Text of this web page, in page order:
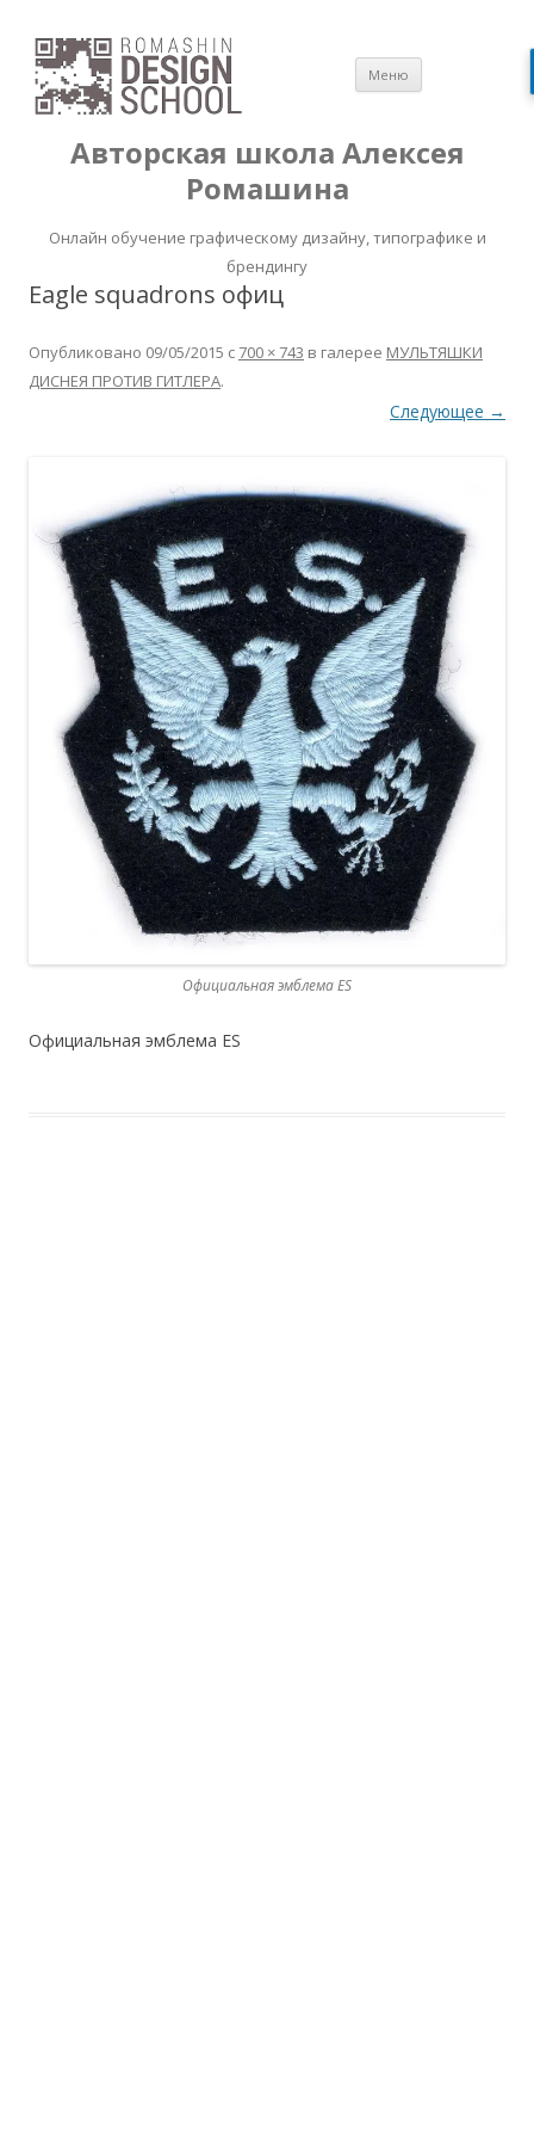
Авторская школа Алексея
Ромашина
Онлайн обучение графическому дизайну, типографике и
брендингу
Меню
содержимому
Eagle squadrons офиц
Опубликовано 09/05/2015 с 700 × 743 в галерее МУЛЬТЯШКИ
ДИСНЕЯ ПРОТИВ ГИТЛЕРА.
Следующее →
Официальная эмблема ES
Официальная эмблема ES